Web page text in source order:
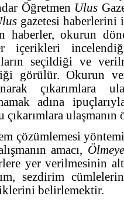
Öğretmen Ulus
gazetesi
haberler, okurun
içerikleri
seçildiği ve
görülür. Okurun
çıkarımlara
adına
çıkarımlara ulaşmanın
çözümlemesi
amacı,
yer verilmesinin
sezdirim
belirlemektir.